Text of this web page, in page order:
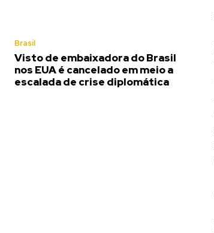
Brasil
Visto de embaixadora do Brasil
nos EUA é cancelado em meio a
escalada de crise diplomática